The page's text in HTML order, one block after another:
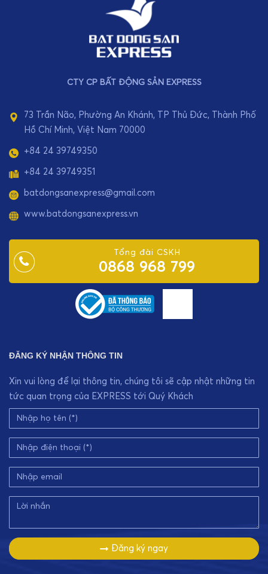
CTY CP BẤT ĐỘNG SẢN EXPRESS
73 Trần Não, Phường An Khánh, TP Thủ Đức, Thành Phố
Hồ Chí Minh, Việt Nam 70000
+84 24 39749350
+84 24 39749351
batdongsanexpress@gmail.com
www.batdongsanexpress.vn
Tổng đài CSKH
0868 968 799
ĐĂNG KÝ NHẬN THÔNG TIN
Xin vui lòng để lại thông tin, chúng tôi sẽ cập nhật những tin
tức quan trọng của EXPRESS tới Quý Khách
Đăng ký ngay